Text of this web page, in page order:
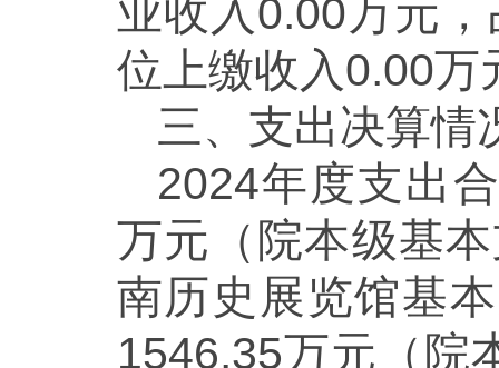
业收入0.00万元
位上缴收入0.00万
三、支出决算情
2024年度支出
万元（院本级基
南历史展览馆基
1546.35万元（院